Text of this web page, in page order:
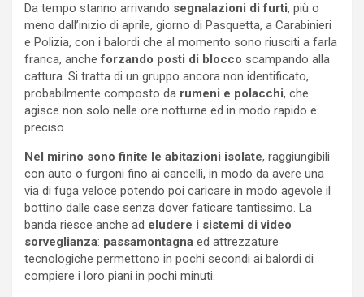
Da tempo stanno arrivando segnalazioni di furti, più o
meno dall’inizio di aprile, giorno di Pasquetta, a Carabinieri
e Polizia, con i balordi che al momento sono riusciti a farla
franca, ancheforzando posti di blocco scampando alla
cattura. Si tratta di un gruppo ancora non identificato,
probabilmente composto da rumeni e polacchi, che
agisce non solo nelle ore notturne ed in modo rapido e
preciso.
Nel mirino sono finite le abitazioni isolate, raggiungibili
con auto o furgoni fino ai cancelli, in modo da avere una
via di fuga veloce potendo poi caricare in modo agevole il
bottino dalle case senza dover faticare tantissimo. La
banda riesce anche ad eludere i sistemi di video
sorveglianza: passamontagna ed attrezzature
tecnologiche permettono in pochi secondi ai balordi di
compiere i loro piani in pochi minuti.